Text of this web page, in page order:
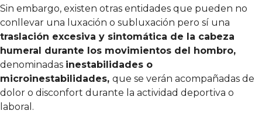
Sin embargo, existen otras entidades que pueden no
conllevar una luxación o subluxación pero sí una
traslación excesiva y sintomática de la cabeza
humeral durante los movimientos del hombro,
denominadas inestabilidades o
microinestabilidades, que se verán acompañadas de
dolor o disconfort durante la actividad deportiva o
laboral.